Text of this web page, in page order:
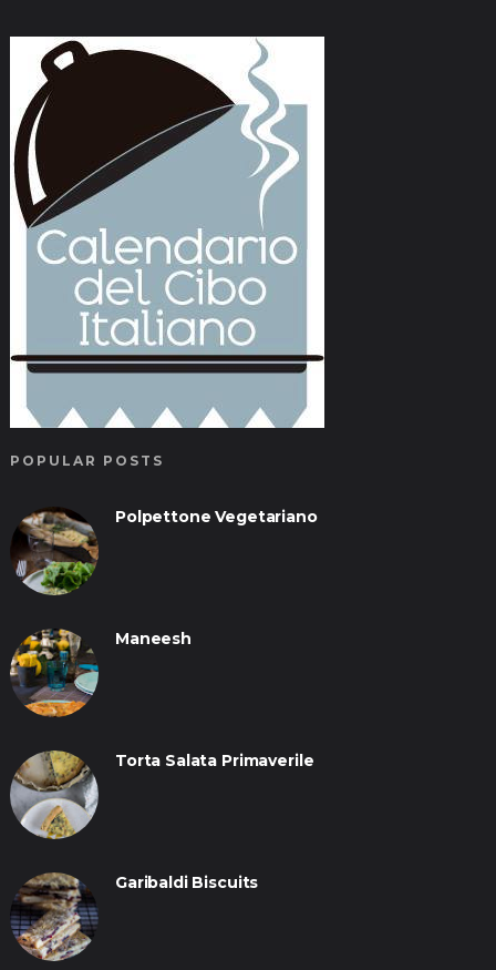
POPULAR POSTS
Polpettone Vegetariano
Maneesh
Torta Salata Primaverile
Garibaldi Biscuits